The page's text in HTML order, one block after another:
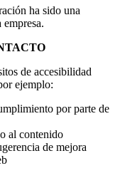
ha sido una
de accesibilidad
ejemplo:
por parte de
al contenido
de mejora